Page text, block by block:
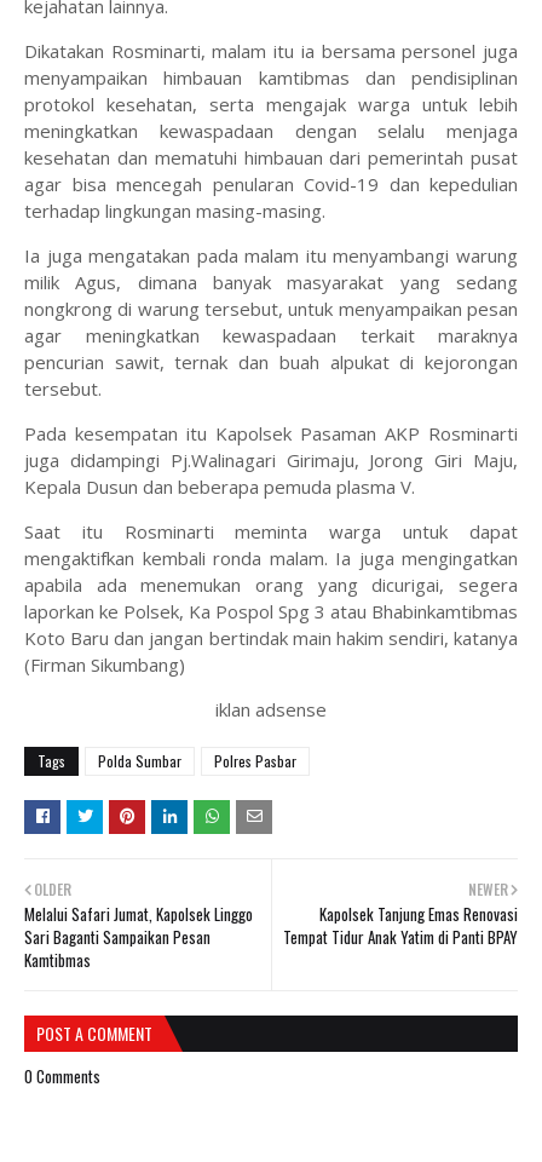
kejahatan lainnya.
Dikatakan Rosminarti, malam itu ia bersama personel juga
menyampaikan himbauan kamtibmas dan pendisiplinan
protokol kesehatan, serta mengajak warga untuk lebih
meningkatkan kewaspadaan dengan selalu menjaga
kesehatan dan mematuhi himbauan dari pemerintah pusat
agar bisa mencegah penularan Covid-19 dan kepedulian
terhadap lingkungan masing-masing.
Ia juga mengatakan pada malam itu menyambangi warung
milik Agus, dimana banyak masyarakat yang sedang
nongkrong di warung tersebut, untuk menyampaikan pesan
agar meningkatkan kewaspadaan terkait maraknya
pencurian sawit, ternak dan buah alpukat di kejorongan
tersebut.
Pada kesempatan itu Kapolsek Pasaman AKP Rosminarti
juga didampingi Pj.Walinagari Girimaju, Jorong Giri Maju,
Kepala Dusun dan beberapa pemuda plasma V.
Saat itu Rosminarti meminta warga untuk dapat
mengaktifkan kembali ronda malam. Ia juga mengingatkan
apabila ada menemukan orang yang dicurigai, segera
laporkan ke Polsek, Ka Pospol Spg 3 atau Bhabinkamtibmas
Koto Baru dan jangan bertindak main hakim sendiri, katanya
(Firman Sikumbang)
iklan adsense
Tags Polda Sumbar Polres Pasbar
NEWER
Kapolsek Tanjung Emas Renovasi
Tempat Tidur Anak Yatim di Panti BPAY
OLDER
Melalui Safari Jumat, Kapolsek Linggo
Sari Baganti Sampaikan Pesan
Kamtibmas
POST A COMMENT
0 Comments